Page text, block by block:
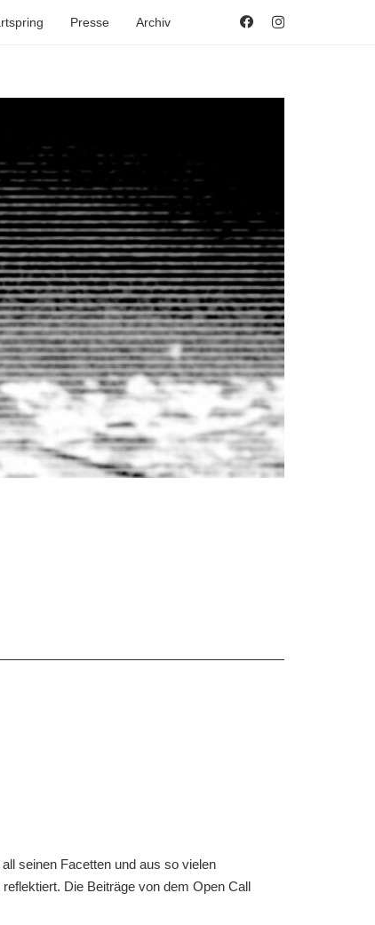
Presse Archiv
seinen Facetten und aus so vielen
Die Beiträge von dem Open Call